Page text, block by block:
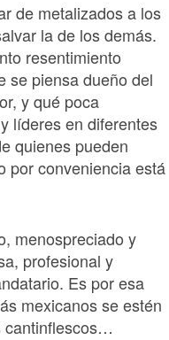
de metalizados a los
la de los demás.
resentimiento
se piensa dueño del
y qué poca
líderes en diferentes
quienes pueden
por conveniencia está
menospreciado y
profesional y
Es por esa
mexicanos se estén
cantinflescos…